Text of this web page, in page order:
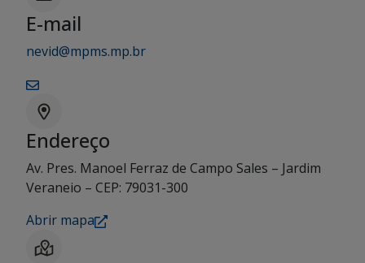
E-mail
nevid@mpms.mp.br
Endereço
Av. Pres. Manoel Ferraz de Campo Sales – Jardim
Veraneio – CEP: 79031-300
Abrir mapa